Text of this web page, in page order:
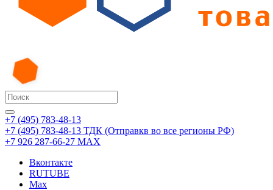
+7 (495) 783-48-13
+7 (495) 783-48-13 ТДК (Отправкв во все регионы РФ)
+7 926 287-66-27 МАХ
Вконтакте
RUTUBE
Max